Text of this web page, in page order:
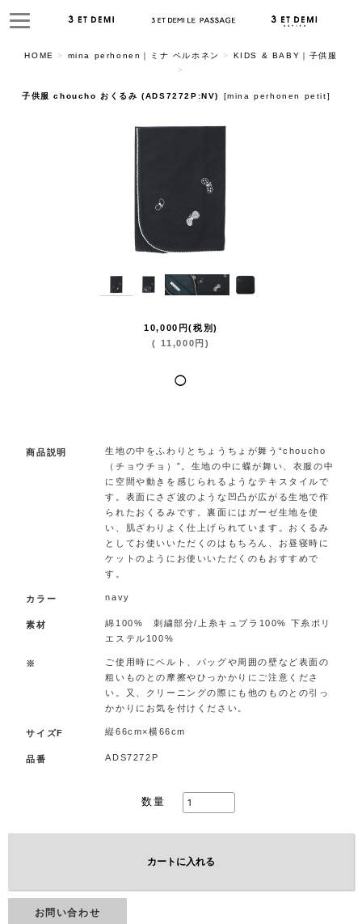
HOME > mina perhonen｜ミナ ペルホネン >
KIDS & BABY｜子供服
>
子供服 choucho おくるみ (ADS7272P:NV) [mina perhonen petit]
10,000 円(税別)
( 11,000 円 )
◯
商品説明
生地の中をふわりとちょうちょが舞う“choucho
（チョウチョ）”。生地の中に蝶が舞い、衣服の中
に空間や動きを感じられるようなテキスタイルで
す。表面にさざ波のような凹凸が広がる生地で作
られたおくるみです。裏面にはガーゼ生地を使
い、肌ざわりよく仕上げられています。おくるみ
としてお使いいただくのはもちろん、お昼寝時に
ケットのようにお使いいただくのもおすすめで
す。
カラー navy
素材
綿100% 刺繍部分/上糸キュプラ100% 下糸ポリ
エステル100%
※
ご使用時にベルト、バッグや周囲の壁など表面の
粗いものとの摩擦やひっかかりにご注意くださ
い。又、クリーニングの際にも他のものとの引っ
かかりにお気を付けください。
サイズF 縦66cm×横66cm
品番 ADS7272P
数量
カートに入れる
お問い合わせ